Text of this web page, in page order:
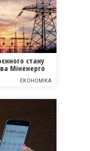
стану
Міненерго
ЕКОНОМІКА